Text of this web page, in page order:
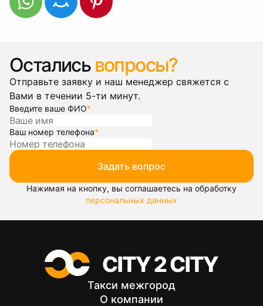
Остались вопросы?
Отправьте заявку и наш менеджер свяжется с
Вами в течении 5-ти минут.
Введите ваше ФИО*
Ваш номер телефона*
Задать вопрос
Нажимая на кнопку, вы соглашаетесь на обработку
персональных данных
Такси межгород
О компании